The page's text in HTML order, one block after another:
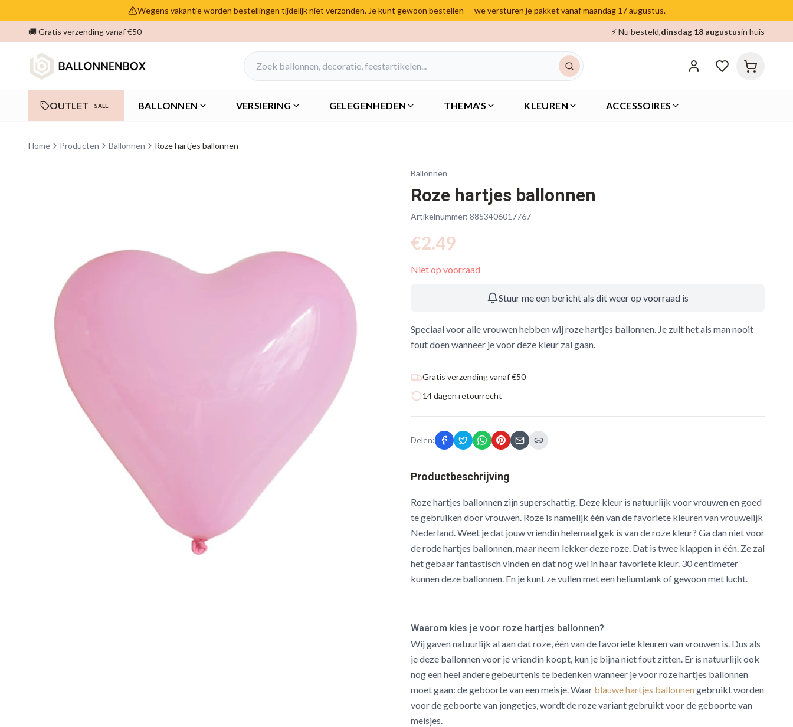
Wegens vakantie worden bestellingen tijdelijk niet verzonden. Je kunt gewoon bestellen — we versturen je pakket vanaf maandag 17 augustus.
🚚 Gratis verzending vanaf €50 ⚡ Nu besteld,dinsdag 18 augustusin huis
OUTLET SALE BALLONNEN VERSIERING GELEGENHEDEN THEMA'S KLEUREN ACCESSOIRES
Home Producten Ballonnen Roze hartjes ballonnen
Ballonnen
Roze hartjes ballonnen
Artikelnummer: 8853406017767
€2.49
Niet op voorraad
Stuur me een bericht als dit weer op voorraad is
Speciaal voor alle vrouwen hebben wij roze hartjes ballonnen. Je zult het als man nooit
fout doen wanneer je voor deze kleur zal gaan.
Gratis verzending vanaf €50
14 dagen retourrecht
Delen:
Productbeschrijving
Roze hartjes ballonnen zijn superschattig. Deze kleur is natuurlijk voor vrouwen en goed
te gebruiken door vrouwen. Roze is namelijk één van de favoriete kleuren van vrouwelijk
Nederland. Weet je dat jouw vriendin helemaal gek is van de roze kleur? Ga dan niet voor
de rode hartjes ballonnen, maar neem lekker deze roze. Dat is twee klappen in één. Ze zal
het gebaar fantastisch vinden en dat nog wel in haar favoriete kleur. 30 centimeter
kunnen deze ballonnen. En je kunt ze vullen met een heliumtank of gewoon met lucht.
Waarom kies je voor roze hartjes ballonnen?
Wij gaven natuurlijk al aan dat roze, één van de favoriete kleuren van vrouwen is. Dus als
je deze ballonnen voor je vriendin koopt, kun je bijna niet fout zitten. Er is natuurlijk ook
nog een heel andere gebeurtenis te bedenken wanneer je voor roze hartjes ballonnen
moet gaan: de geboorte van een meisje. Waar blauwe hartjes ballonnen gebruikt worden
voor de geboorte van jongetjes, wordt de roze variant gebruikt voor de geboorte van
meisjes.